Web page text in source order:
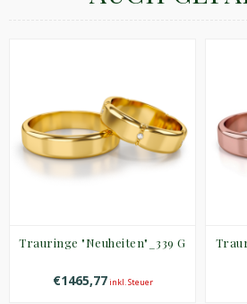
Trauringe "Neuheiten"_339 G
€1465,77inkl. Steuer